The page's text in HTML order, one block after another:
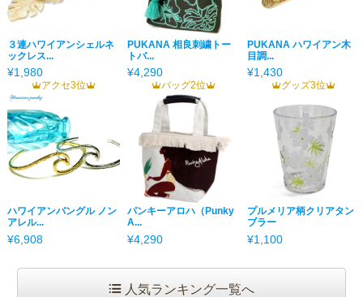
３連ハワイアンシェルネ
ックレス...
¥1,980
PUKANA 相良刺繍トー
トバ...
¥4,290
PUKANA ハワイアン木
目調...
¥1,430
アクセ3位
ハワイアンバングル ノン
アレル...
¥6,908
バッグ2位
パンキーアロハ（Punky
A...
¥4,290
グッズ3位
プルメリア柄クリアタン
ブラー
¥1,100
人気ランキング一覧へ